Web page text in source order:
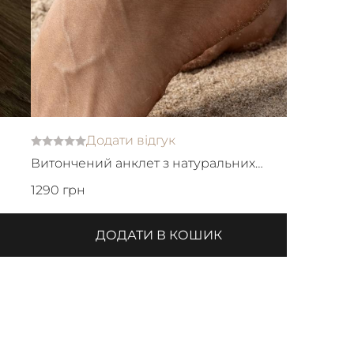
Додати відгук
Витончений анклет з натуральних
перлин та японського бісеру
1290 грн
ДОДАТИ В КОШИК